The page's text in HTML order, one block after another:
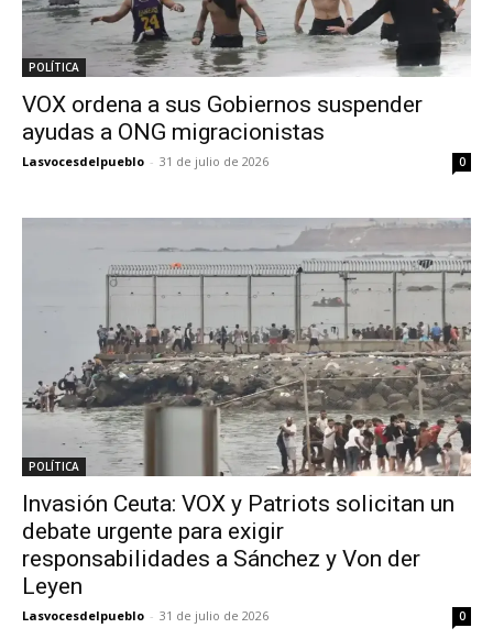
POLÍTICA
VOX ordena a sus Gobiernos suspender
ayudas a ONG migracionistas
Lasvocesdelpueblo - 31 de julio de 2026 0
POLÍTICA
Invasión Ceuta: VOX y Patriots solicitan un
debate urgente para exigir
responsabilidades a Sánchez y Von der
Leyen
Lasvocesdelpueblo - 31 de julio de 2026 0